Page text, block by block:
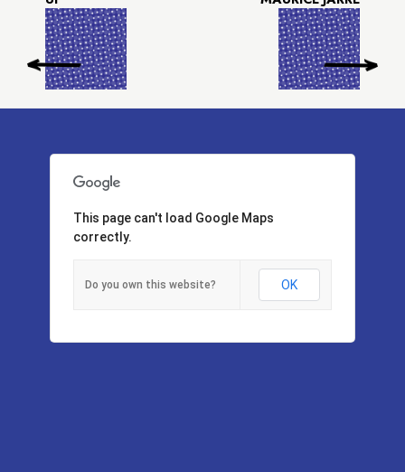
This page can't load Google Maps
correctly.
Do you own this website? OK